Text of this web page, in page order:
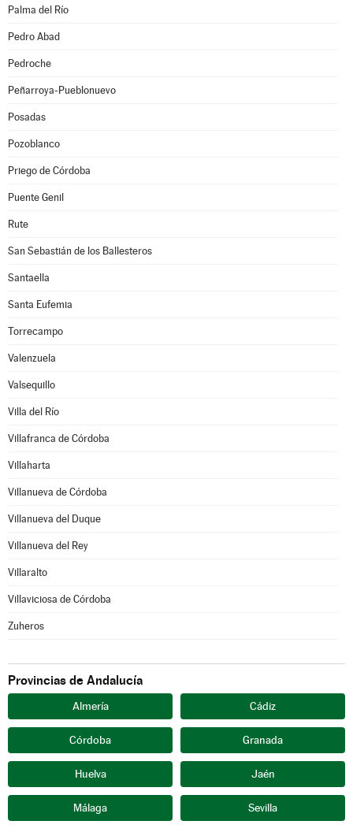
Palma del Río
Pedro Abad
Pedroche
Peñarroya-Pueblonuevo
Posadas
Pozoblanco
Priego de Córdoba
Puente Genil
Rute
San Sebastián de los Ballesteros
Santaella
Santa Eufemia
Torrecampo
Valenzuela
Valsequillo
Villa del Río
Villafranca de Córdoba
Villaharta
Villanueva de Córdoba
Villanueva del Duque
Villanueva del Rey
Villaralto
Villaviciosa de Córdoba
Zuheros
Provincias de Andalucía
Almería Cádiz
Córdoba Granada
Huelva Jaén
Málaga Sevilla